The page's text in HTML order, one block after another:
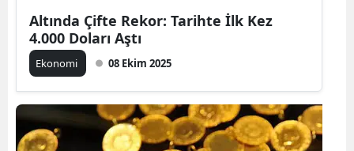
Altında Çifte Rekor: Tarihte İlk Kez
4.000 Doları Aştı
Ekonomi 08 Ekim 2025